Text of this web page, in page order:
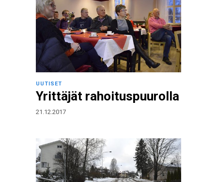
UUTISET
Yrittäjät rahoituspuurolla
21.12.2017